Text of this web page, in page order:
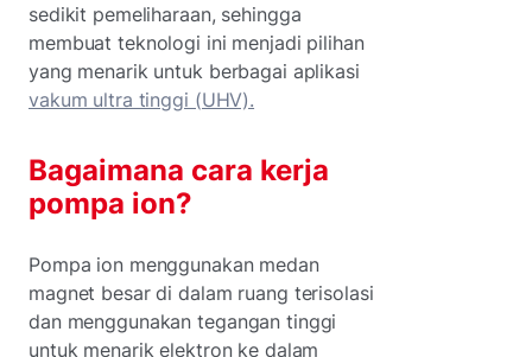
sedikit pemeliharaan, sehingga
membuat teknologi ini menjadi pilihan
yang menarik untuk berbagai aplikasi
vakum ultra tinggi (UHV).
Bagaimana cara kerja
pompa ion?
Pompa ion menggunakan medan
magnet besar di dalam ruang terisolasi
dan menggunakan tegangan tinggi
untuk menarik elektron ke dalam